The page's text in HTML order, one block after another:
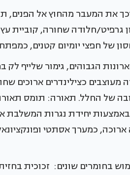
את המעבר מהחוץ אל הפנים,
גרפיט/חלודה שחורה, קוביית
של חפצי יומיום קטנים,
הגבוהים, גימור שלייף לק
כצילינדרים ארוכים
של החלל. תאורה: תומס
יחידת נגרות המשלבת
כמערך אסתטי
בחומרים שונים: זכוכית